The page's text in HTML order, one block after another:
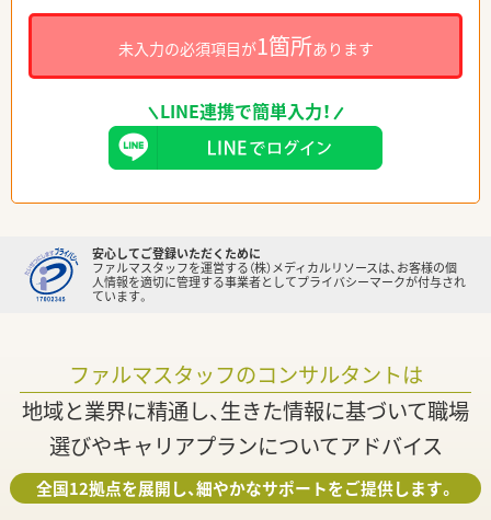
未入力の必須項目が1箇所あります
LINE連携で簡単入力！
安心してご登録いただくために
ファルマスタッフを運営する（株）メディカルリソースは、お客様の個
人情報を適切に管理する事業者としてプライバシーマークが付与され
ています。
ファルマスタッフのコンサルタントは
地域と業界に精通し、生きた情報に基づいて職場
選びやキャリアプランについてアドバイス
全国12拠点を展開し、細やかなサポートをご提供します。